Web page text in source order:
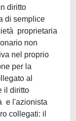
diritto
di semplice
proprietaria
non
nel proprio
per la
al
il diritto
e l'azionista
collegati: il